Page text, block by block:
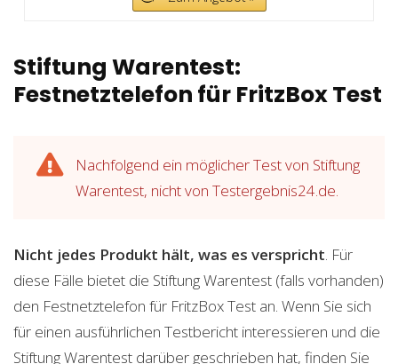
Stiftung Warentest:
Festnetztelefon für FritzBox Test
Nachfolgend ein möglicher Test von Stiftung
Warentest, nicht von Testergebnis24.de.
Nicht jedes Produkt hält, was es verspricht. Für
diese Fälle bietet die Stiftung Warentest (falls vorhanden)
den Festnetztelefon für FritzBox Test an. Wenn Sie sich
für einen ausführlichen Testbericht interessieren und die
Stiftung Warentest darüber geschrieben hat, finden Sie